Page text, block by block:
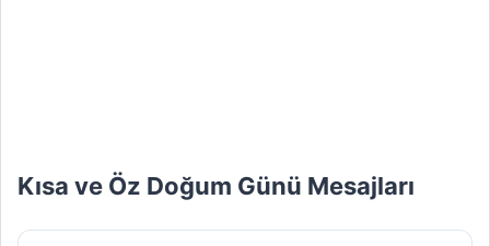
Kısa ve Öz Doğum Günü Mesajları